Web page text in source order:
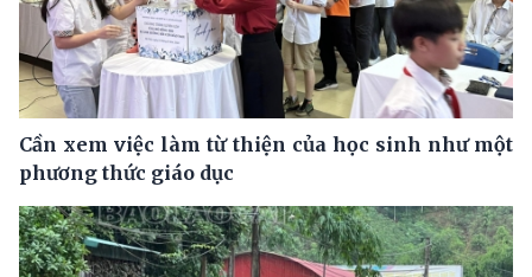
Cần xem việc làm từ thiện của học sinh như một
phương thức giáo dục